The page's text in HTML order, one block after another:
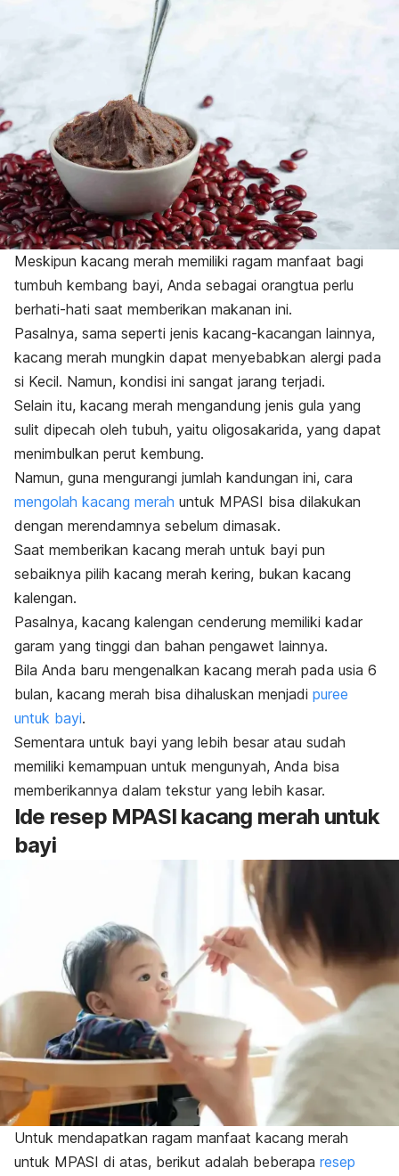
Meskipun kacang merah memiliki ragam manfaat bagi
tumbuh kembang bayi, Anda sebagai orangtua perlu
berhati-hati saat memberikan makanan ini.
Pasalnya, sama seperti jenis kacang-kacangan lainnya,
kacang merah mungkin dapat menyebabkan alergi pada
si Kecil. Namun, kondisi ini sangat jarang terjadi.
Selain itu, kacang merah mengandung jenis gula yang
sulit dipecah oleh tubuh, yaitu oligosakarida, yang dapat
menimbulkan perut kembung.
Namun, guna mengurangi jumlah kandungan ini, cara
mengolah kacang merah untuk MPASI bisa dilakukan
dengan merendamnya sebelum dimasak.
Saat memberikan kacang merah untuk bayi pun
sebaiknya pilih kacang merah kering, bukan kacang
kalengan.
Pasalnya, kacang kalengan cenderung memiliki kadar
garam yang tinggi dan bahan pengawet lainnya.
Bila Anda baru mengenalkan kacang merah pada usia 6
bulan, kacang merah bisa dihaluskan menjadi puree
untuk bayi.
Sementara untuk bayi yang lebih besar atau sudah
memiliki kemampuan untuk mengunyah, Anda bisa
memberikannya dalam tekstur yang lebih kasar.
Ide resep MPASI kacang merah untuk
bayi
Untuk mendapatkan ragam manfaat kacang merah
untuk MPASI di atas, berikut adalah beberapa resep